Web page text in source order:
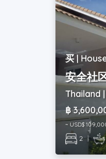
买 |
安全社
Thailand
฿
~ USD$
2 |